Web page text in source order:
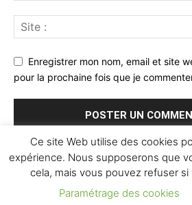
Enregistrer mon nom, email et site
pour la prochaine fois que je
© Newspaper WordPress
Ce site Web utilise des cookies
expérience. Nous supposerons que
cela, mais vous pouvez refuser
Paramétrage des cookies